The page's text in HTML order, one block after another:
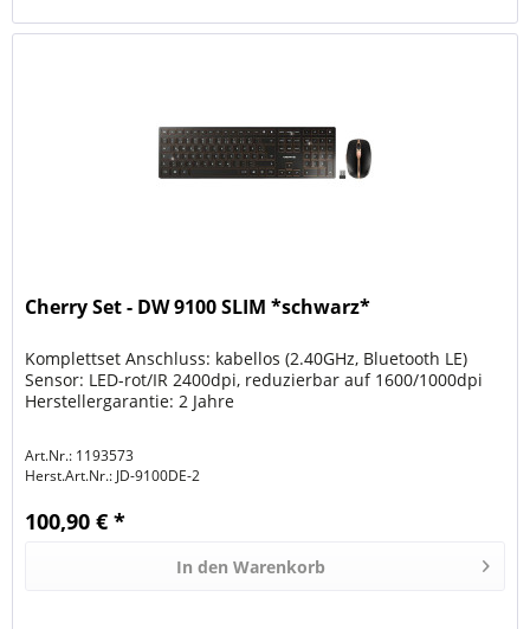
Cherry Set - DW 9100 SLIM *schwarz*
Komplettset Anschluss: kabellos (2.40GHz, Bluetooth LE)
Sensor: LED-rot/IR 2400dpi, reduzierbar auf 1600/1000dpi
Herstellergarantie: 2 Jahre
Art.Nr.: 1193573
Herst.Art.Nr.:JD-9100DE-2
100,90 € *
In den Warenkorb